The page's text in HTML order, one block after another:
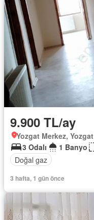
9.900 TL/ay
Yozgat Merkez, Yozgat
3 Odalı
1 Banyo
Doğal gaz
3 hafta, 1 gün önce